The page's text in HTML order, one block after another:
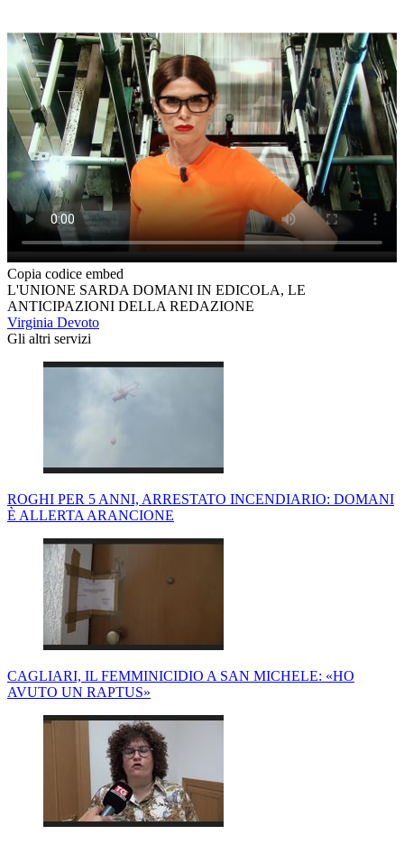
Copia codice embed
L'UNIONE SARDA DOMANI IN EDICOLA, LE
ANTICIPAZIONI DELLA REDAZIONE
Virginia Devoto
Gli altri servizi
ROGHI PER 5 ANNI, ARRESTATO INCENDIARIO: DOMANI
È ALLERTA ARANCIONE
CAGLIARI, IL FEMMINICIDIO A SAN MICHELE: «HO
AVUTO UN RAPTUS»